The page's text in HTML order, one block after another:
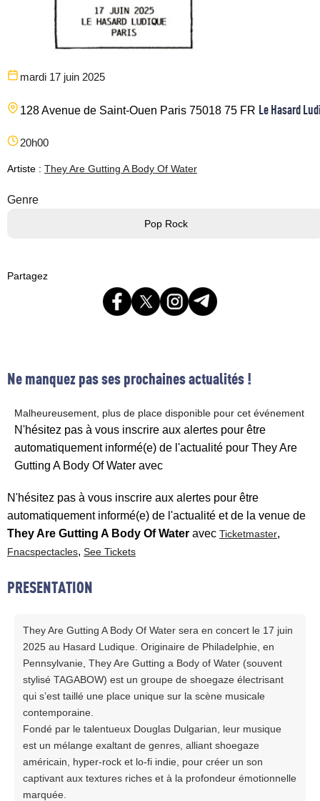
mardi 17 juin 2025
128 Avenue de Saint-Ouen Paris 75018 75 FR Le Hasard
20h00
Artiste : They Are Gutting A Body Of Water
Genre
Pop Rock
Partagez
Ne manquez pas ses prochaines actualités !
Malheureusement, plus de place disponible pour cet événement
N'hésitez pas à vous inscrire aux alertes pour être
automatiquement informé(e) de l'actualité pour They Are
Gutting A Body Of Water avec
N'hésitez pas à vous inscrire aux alertes pour être
automatiquement informé(e) de l'actualité et de la venue de
They Are Gutting A Body Of Water avec Ticketmaster,
Fnacspectacles, See Tickets
PRESENTATION
They Are Gutting A Body Of Water sera en concert le 17 juin
2025 au Hasard Ludique. Originaire de Philadelphie, en
Pennsylvanie, They Are Gutting a Body of Water (souvent
stylisé TAGABOW) est un groupe de shoegaze électrisant
qui s’est taillé une place unique sur la scène musicale
contemporaine.
Fondé par le talentueux Douglas Dulgarian, leur musique
est un mélange exaltant de genres, alliant shoegaze
américain, hyper-rock et lo-fi indie, pour créer un son
captivant aux textures riches et à la profondeur émotionnelle
marquée.